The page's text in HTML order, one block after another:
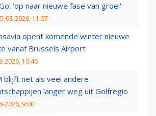
'op naar nieuwe fase van groei'
08-2026, 11:37
opent komende winter nieuwe
vanaf Brussels Airport
2026, 10:46
blijft net als veel andere
langer weg uit Golfregio
2026, 9:00